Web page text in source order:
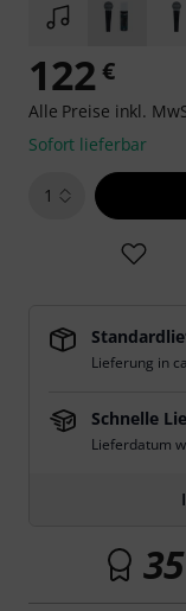
122 €
Alle Preise inkl.
Sofort lieferbar
1
Lieferung in
Schnelle
Lieferdatum
35